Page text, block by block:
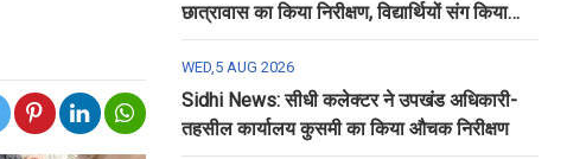
छात्रावास का किया निरीक्षण, विद्यार्थियों संग किया
रात्रि भोजन
WED,5 AUG 2026
Sidhi News: सीधी कलेक्टर ने उपखंड अधिकारी-
तहसील कार्यालय कुसमी का किया औचक निरीक्षण